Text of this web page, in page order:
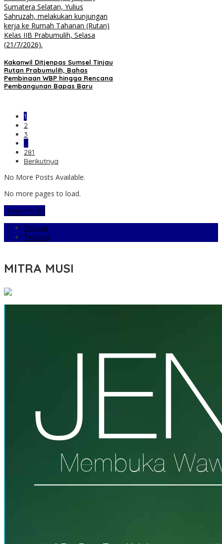
Kakanwil Ditjenpas Sumsel Tinjau
Rutan Prabumulih, Bahas
Pembinaan WBP hingga Rencana
Pembangunan Bapas Baru
1
2
3
…
281
Berikutnya
No More Posts Available.
No more pages to load.
View More
Populer
Terbaru
MITRA MUSI